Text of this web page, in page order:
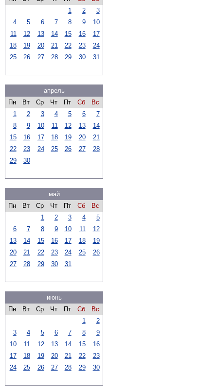
1
2
3
4
5 6 7 8 9
10
11
12 13 14 15 16
17
18
19 20 21 22 23
24
25
26 27 28 29 30 31
апрель
Пн
Вт Ср Чт Пт Сб
Вс
1
2 3 4 5 6
7
8
9 10 11 12 13
14
15
16 17 18 19 20
21
22
23 24 25 26 27
28
29
30
май
Пн
Вт Ср Чт Пт Сб
Вс
1
2 3 4
5
6
7 8 9 10 11
12
13
14 15 16 17 18
19
20
21 22 23 24 25
26
27
28 29 30 31
июнь
Пн
Вт Ср Чт Пт Сб
Вс
1
2
3
4 5 6 7 8
9
10
11 12 13 14 15
16
17
18 19 20 21 22
23
24
25 26 27 28 29 30